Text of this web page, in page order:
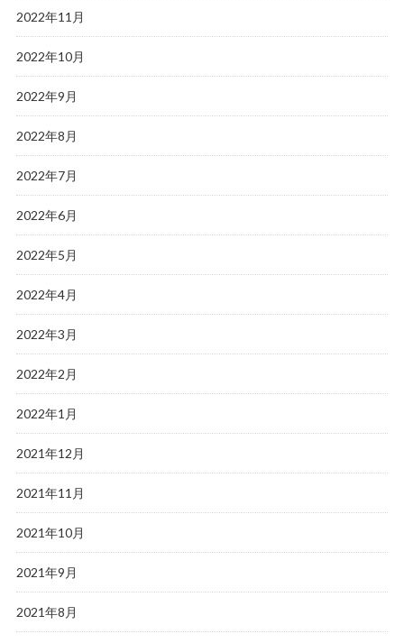
2022年11月
2022年10月
2022年9月
2022年8月
2022年7月
2022年6月
2022年5月
2022年4月
2022年3月
2022年2月
2022年1月
2021年12月
2021年11月
2021年10月
2021年9月
2021年8月